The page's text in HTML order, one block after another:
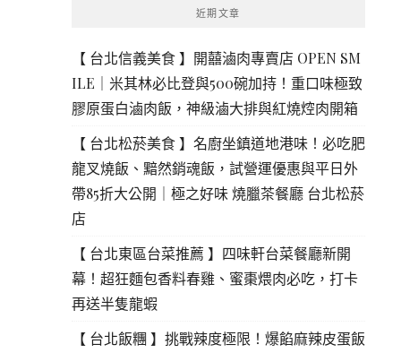
近期文章
【 台北信義美食 】開囍滷肉專賣店 OPEN SM
ILE｜米其林必比登與500碗加持！重口味極致
膠原蛋白滷肉飯，神級滷大排與紅燒焢肉開箱
【 台北松菸美食 】名廚坐鎮道地港味！必吃肥
龍叉燒飯、黯然銷魂飯，試營運優惠與平日外
帶85折大公開｜極之好味 燒臘茶餐廳 台北松菸
店
【 台北東區台菜推薦 】四味軒台菜餐廳新開
幕！超狂麵包香料春雞、蜜棗煨肉必吃，打卡
再送半隻龍蝦
【 台北飯糰 】挑戰辣度極限！爆餡麻辣皮蛋飯